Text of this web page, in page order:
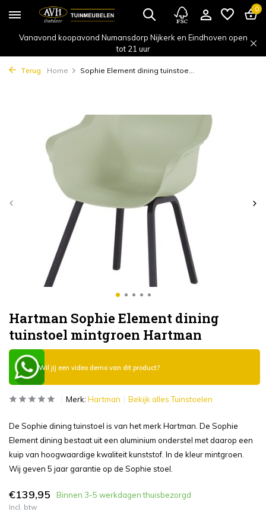
0
Vanavond koopavond Numansdorp Nijkerk en Eindhoven open
tot 21 uur
Terug Home Sophie Element dining tuinstoe...
Hartman Sophie Element dining
tuinstoel mintgroen Hartman
Wil jij een video demo van dit product?
Merk: Hartman Bekijk alles Tuinstoelen
De Sophie dining tuinstoel is van het merk Hartman. De Sophie
Element dining bestaat uit een aluminium onderstel met daarop een
kuip van hoogwaardige kwaliteit kunststof. In de kleur mintgroen.
Wij geven 5 jaar garantie op de Sophie stoel.
€139,95 Binnen 3-5 werkdagen thuisbezorgd
Incl. btw